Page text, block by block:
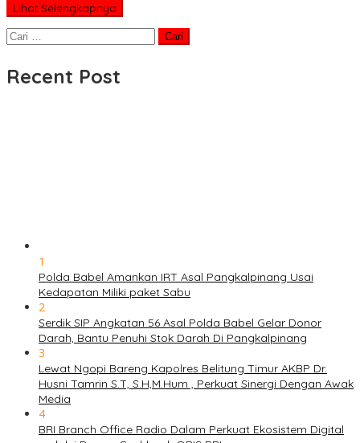
Lihat Selengkapnya
Cari
untuk:
Recent Post
1
Polda Babel Amankan IRT Asal Pangkalpinang Usai
Kedapatan Miliki paket Sabu
2
Serdik SIP Angkatan 56 Asal Polda Babel Gelar Donor
Darah, Bantu Penuhi Stok Darah Di Pangkalpinang
3
Lewat Ngopi Bareng Kapolres Belitung Timur AKBP Dr.
Husni Tamrin S.T, S.H,M.Hum , Perkuat Sinergi Dengan Awak
Media
4
BRI Branch Office Radio Dalam Perkuat Ekosistem Digital